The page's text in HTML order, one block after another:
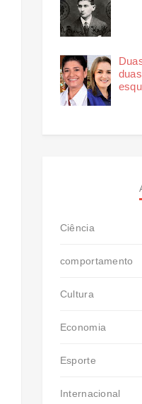
Ciência
comportamento
Cultura
Economia
Esporte
Internacional